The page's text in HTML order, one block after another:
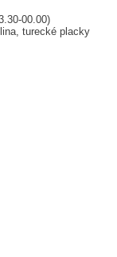
00.00)
turecké placky